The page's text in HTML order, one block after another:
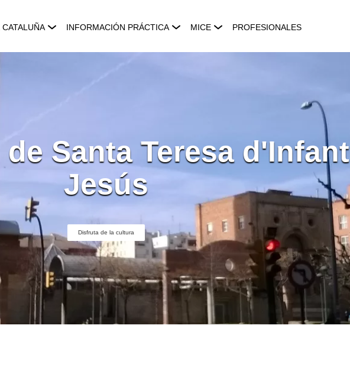
INFORMACIÓN PRÁCTICA MICE PROFESIONALES
Santa Teresa d'Infant
Jesús
Disfruta de la cultura